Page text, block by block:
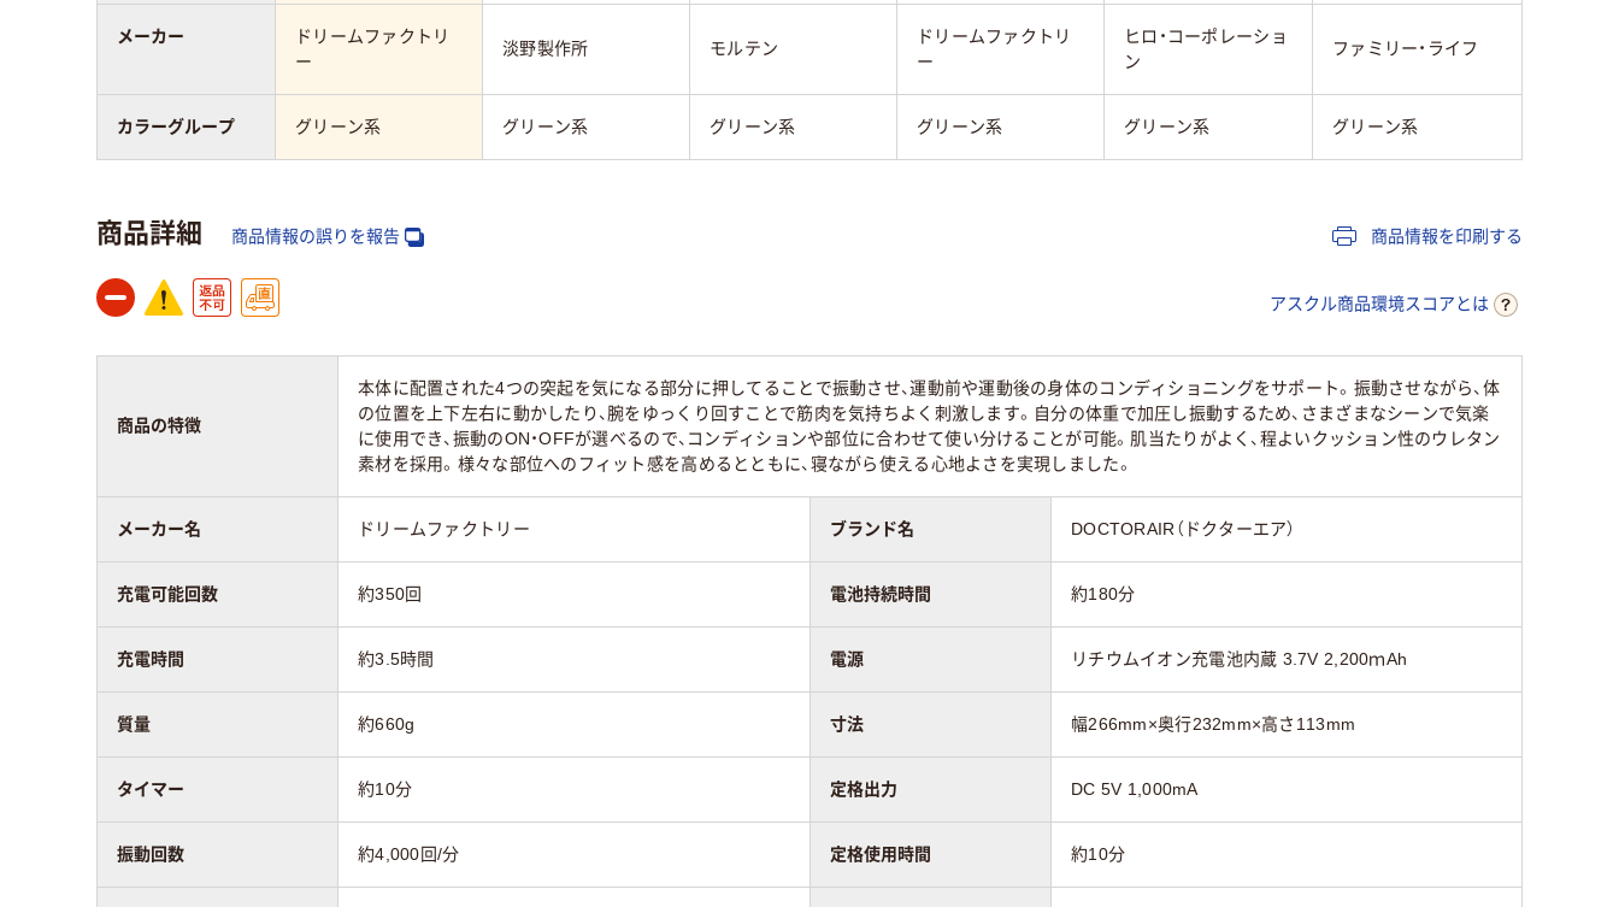
メーカー
ドリームファクトリ
ー
淡野製作所 モルテン
ドリームファクトリ
ー
ヒロ・コーポレーショ
ン
ファミリー・ライフ
カラーグループ グリーン系 グリーン系 グリーン系 グリーン系 グリーン系 グリーン系
商品詳細 商品情報の誤りを報告 商品情報を印刷する
アスクル商品環境スコアとは
商品の特徴
本体に配置された4つの突起を気になる部分に押してることで振動させ、運動前や運動後の身体のコンディショニングをサポート。振動させながら、体
の位置を上下左右に動かしたり、腕をゆっくり回すことで筋肉を気持ちよく刺激します。自分の体重で加圧し振動するため、さまざまなシーンで気楽
に使用でき、振動のON・OFFが選べるので、コンディションや部位に合わせて使い分けることが可能。肌当たりがよく、程よいクッション性のウレタン
素材を採用。様々な部位へのフィット感を高めるとともに、寝ながら使える心地よさを実現しました。
メーカー名 ドリームファクトリー ブランド名 DOCTORAIR（ドクターエア）
充電可能回数 約350回 電池持続時間 約180分
充電時間 約3.5時間 電源 リチウムイオン充電池内蔵 3.7V 2,200ｍAh
質量 約660g 寸法 幅266mm×奥行232mm×高さ113mm
タイマー 約10分 定格出力 DC 5V 1,000mA
振動回数 約4,000回/分 定格使用時間 約10分